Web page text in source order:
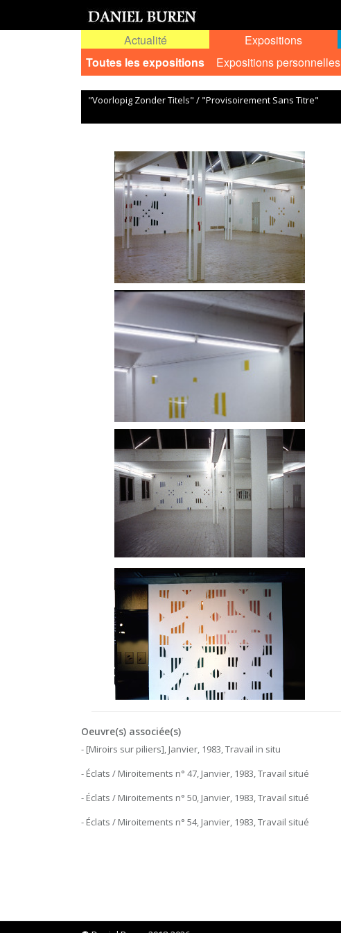
Actualité
Expositions
Toutes les expositions
Expositions personnelles
"Voorlopig Zonder Titels" / "Provisoirement Sans Titre"
Oeuvre(s) associée(s)
- [Miroirs sur piliers], Janvier, 1983, Travail in situ
- Éclats / Miroitements n° 47, Janvier, 1983, Travail situé
- Éclats / Miroitements n° 50, Janvier, 1983, Travail situé
- Éclats / Miroitements n° 54, Janvier, 1983, Travail situé